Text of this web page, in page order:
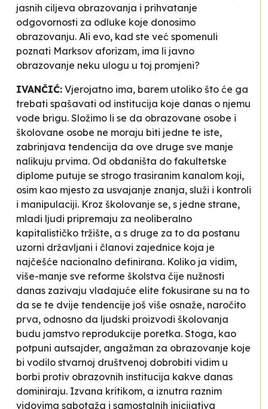
jasnih ciljeva obrazovanja i prihvatanje
odgovornosti za odluke koje donosimo
obrazovanju. Ali evo, kad ste već spomenuli
poznati Marksov aforizam, ima li javno
obrazovanje neku ulogu u toj promjeni?
IVANČIĆ: Vjerojatno ima, barem utoliko što će ga
trebati spašavati od institucija koje danas o njemu
vode brigu. Složimo li se da obrazovane osobe i
školovane osobe ne moraju biti jedne te iste,
zabrinjava tendencija da ove druge sve manje
nalikuju prvima. Od obdaništa do fakultetske
diplome putuje se strogo trasiranim kanalom koji,
osim kao mjesto za usvajanje znanja, služi i kontroli
i manipulaciji. Kroz školovanje se, s jedne strane,
mladi ljudi pripremaju za neoliberalno
kapitalističko tržište, a s druge za to da postanu
uzorni državljani i članovi zajednice koja je
najčešće nacionalno definirana. Koliko ja vidim,
više-manje sve reforme školstva čije nužnosti
danas zazivaju vladajuće elite fokusirane su na to
da se te dvije tendencije još više osnaže, naročito
prva, odnosno da ljudski proizvodi školovanja
budu jamstvo reprodukcije poretka. Stoga, kao
potpuni autsajder, angažman za obrazovanje koje
bi vodilo stvarnoj društvenoj dobrobiti vidim u
borbi protiv obrazovnih institucija kakve danas
dominiraju. Izvana kritikom, a iznutra raznim
vidovima sabotaža i samostalnih inicijativa